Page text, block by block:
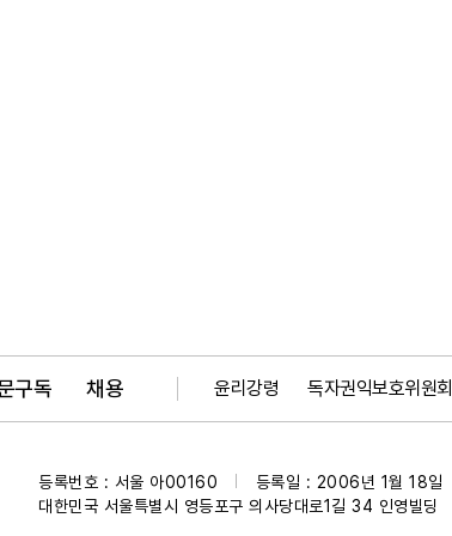
구독 채용 윤리강령 독자권익보호위원회
등록번호 : 서울 아00160 등록일 : 2006년 1월 18일
대한민국 서울특별시 영등포구 의사당대로1길 34 인영빌딩